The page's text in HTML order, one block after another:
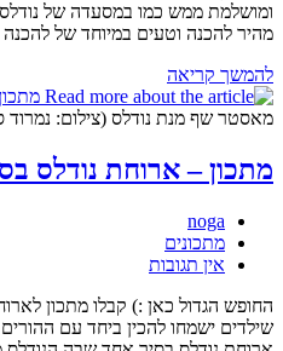
ומושלמת ממש כמו במסעדה של נודלס
מהיר להכנה וטעים במיוחד של
להמשך קריאהמתכון
–
נודלס
מאסטר שף מנת נודלס (צילום: נמרוד
מתכון – ארוחת נודלס
מחבר:
noga
קטגוריה:
מתכונים
תגובות:
אין תגובות
החופש הגדול כאן :) קבלו מתכון
שילדים ישמחו להכין ביחד עם